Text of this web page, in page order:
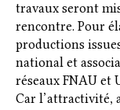
travaux seront
rencontre. Pour
productions
national et
réseaux FNAU et
Car l’attractivité,